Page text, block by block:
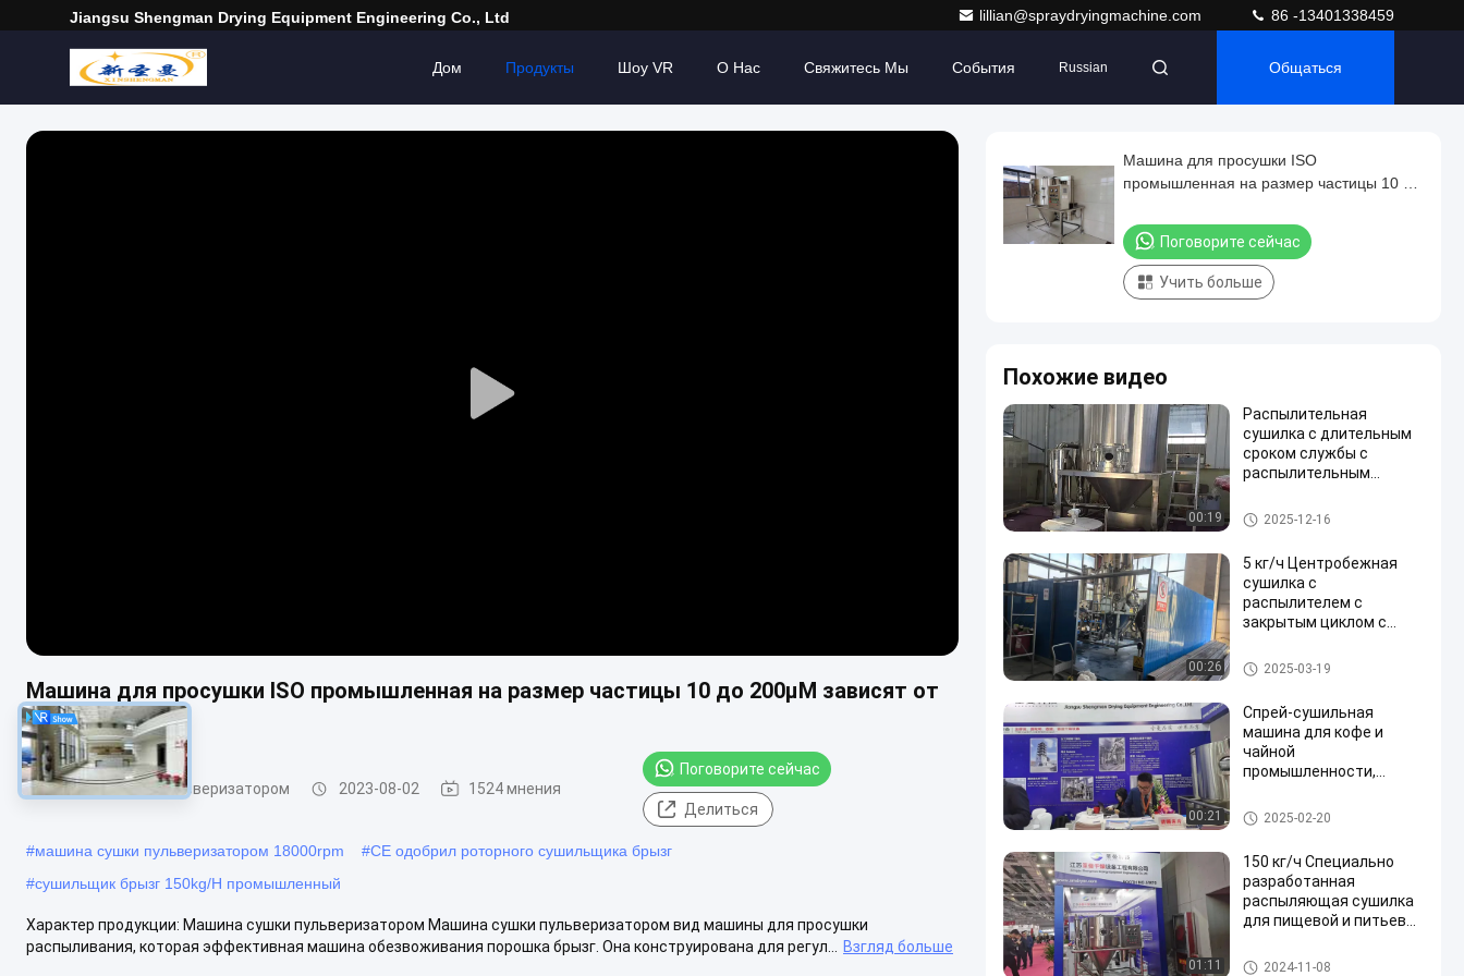
Jiangsu Shengman Drying Equipment Engineering Co., Ltd lillian@spraydryingmachine.com 86 -13401338459
Дом Продукты Шоу VR О Нас Свяжитесь Мы События Russian Общаться
Play
Машина для просушки ISO промышленная на размер частицы 10 до 200μM зависят от
модели
Машина сушки пульверизатором 2023-08-02 1524 мнения
Поговорите сейчас
Делиться
#машина сушки пульверизатором 18000rpm #CE одобрил роторного сушильщика брызг
#сушильщик брызг 150kg/H промышленный
Характер продукции: Машина сушки пульверизатором Машина сушки пульверизатором вид машины для просушки
распыливания, которая эффективная машина обезвоживания порошка брызг. Она конструирована для регул...
Взгляд больше
Машина для просушки ISO
промышленная на размер частицы 10 до
Поговорите сейчас
Учить больше
Похожие видео
00:19
Распылительная
сушилка с длительным
сроком службы с
распылительным
скоростью вращения
15000-25000 об/мин для
5000 кг/ч
Машина сушки пульверизато
ром
2025-12-16
00:26
5 кг/ч Центробежная
сушилка с
распылителем с
закрытым циклом с
Машина сушки пульверизато
ром
2025-03-19
00:21
Спрей-сушильная
машина для кофе и
чайной
промышленности,
сушеного порошка
Машина сушки пульверизато
ром
2025-02-20
01:11
150 кг/ч Специально
разработанная
распыляющая сушилка
для пищевой и питьевой
Машина сушки пульверизато
2024-11-08